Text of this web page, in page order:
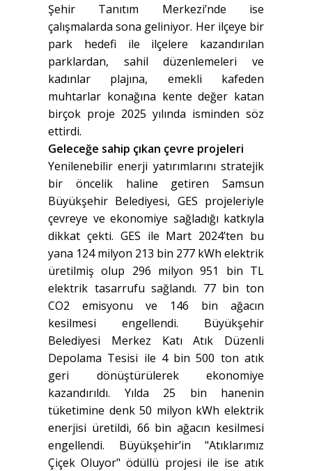
Şehir Tanıtım Merkezi’nde ise
çalışmalarda sona geliniyor. Her ilçeye bir
park hedefi ile ilçelere kazandırılan
parklardan, sahil düzenlemeleri ve
kadınlar plajına, emekli kafeden
muhtarlar konağına kente değer katan
birçok proje 2025 yılında isminden söz
ettirdi.
Geleceğe sahip çıkan çevre projeleri
Yenilenebilir enerji yatırımlarını stratejik
bir öncelik haline getiren Samsun
Büyükşehir Belediyesi, GES projeleriyle
çevreye ve ekonomiye sağladığı katkıyla
dikkat çekti. GES ile Mart 2024’ten bu
yana 124 milyon 213 bin 277 kWh elektrik
üretilmiş olup 296 milyon 951 bin TL
elektrik tasarrufu sağlandı. 77 bin ton
CO2 emisyonu ve 146 bin ağacın
kesilmesi engellendi. Büyükşehir
Belediyesi Merkez Katı Atık Düzenli
Depolama Tesisi ile 4 bin 500 ton atık
geri dönüştürülerek ekonomiye
kazandırıldı. Yılda 25 bin hanenin
tüketimine denk 50 milyon kWh elektrik
enerjisi üretildi, 66 bin ağacın kesilmesi
engellendi. Büyükşehir’in "Atıklarımız
Çiçek Oluyor" ödüllü projesi ile ise atık